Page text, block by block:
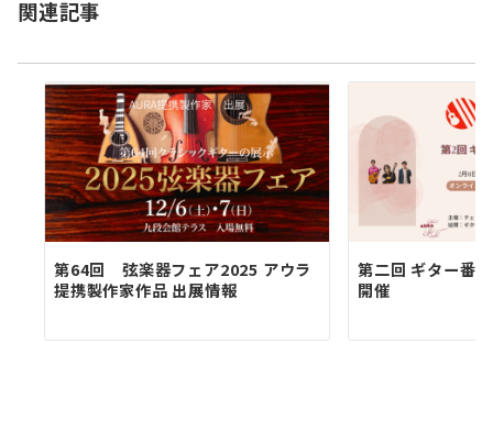
ン
関連記事
第64回 弦楽器フェア2025 アウラ
提携製作家作品 出展情報
第二回 ギター番
開催